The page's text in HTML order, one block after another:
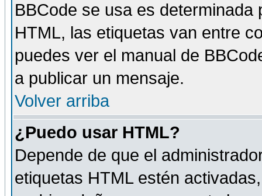
BBCode se usa es
HTML, las etiquetas van entre
puedes ver el manual de
a publicar un mensaje.
Volver arriba
¿Puedo usar HTML?
Depende de que el
etiquetas HTML estén